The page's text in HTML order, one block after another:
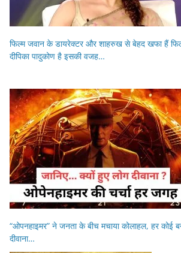
फिल्म जवान के डायरेक्टर और शाहरुख से बेहद खफा हैं
दीपिका पादुकोण है इसकी वजह…
“ओपनहाइमर” ने जनता के बीच मचाया कोलाहल, हर कोई
दीवाना…